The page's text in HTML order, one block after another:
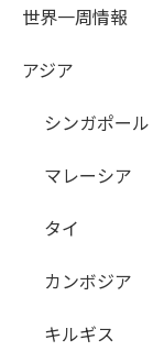
世界一周情報
アジア
シンガポール
マレーシア
タイ
カンボジア
キルギス